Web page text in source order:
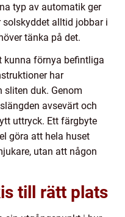
typ av automatik ger
alltid jobbar i
tänka på det.
kunna förnya befintliga
har
duk. Genom
avsevärt och
uttryck. Ett färgbyte
göra att hela huset
utan att någon
till rätt plats